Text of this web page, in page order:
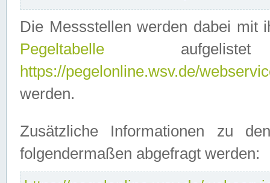
Die Messstellen werden dabei mit
Pegeltabelle
https://pegelonline.wsv.de/
werden.
Zusätzliche Informationen zu
folgendermaßen abgefragt werden: